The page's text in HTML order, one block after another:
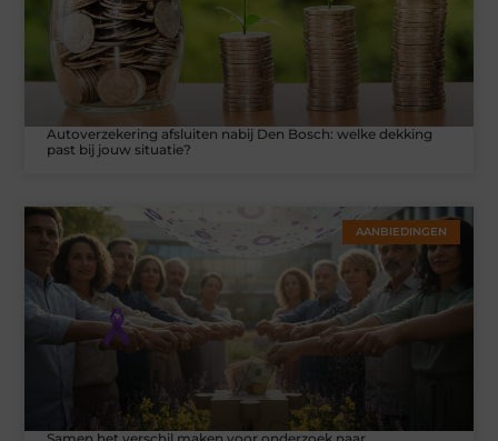
Autoverzekering afsluiten nabij Den Bosch: welke dekking
past bij jouw situatie?
AANBIEDINGEN
Samen het verschil maken voor onderzoek naar